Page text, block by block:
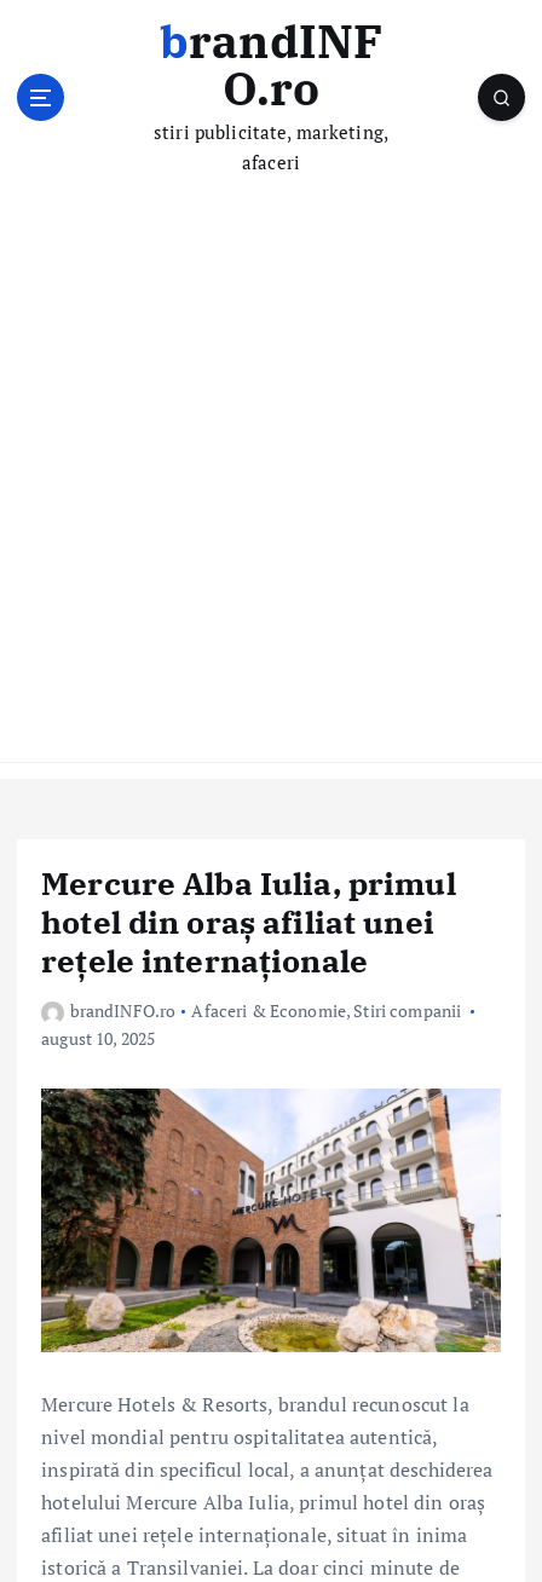
brandINF
O.ro
stiri publicitate, marketing,
afaceri
Mercure Alba Iulia, primul
hotel din oraș afiliat unei
rețele internaționale
brandINFO.ro Afaceri & Economie, Stiri companii
august 10, 2025
Mercure Hotels & Resorts, brandul recunoscut la
nivel mondial pentru ospitalitatea autentică,
inspirată din specificul local, a anunțat deschiderea
hotelului Mercure Alba Iulia, primul hotel din oraș
afiliat unei rețele internaționale, situat în inima
istorică a Transilvaniei. La doar cinci minute de